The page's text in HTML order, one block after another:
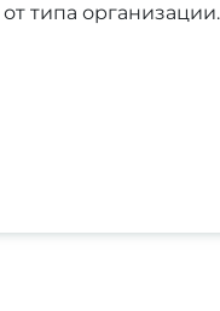
типа организации.